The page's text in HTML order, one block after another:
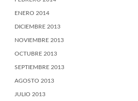
ENERO 2014
DICIEMBRE 2013
NOVIEMBRE 2013
OCTUBRE 2013
SEPTIEMBRE 2013
AGOSTO 2013
JULIO 2013